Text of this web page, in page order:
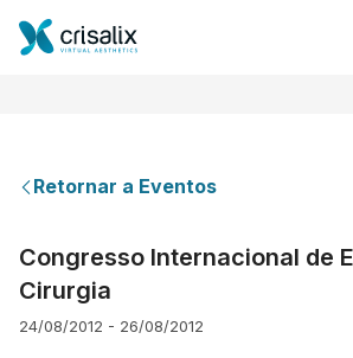
Plataforma 3D de business
Retornar a Eventos
Congresso Internacional de
Cirurgia
24/08/2012 - 26/08/2012